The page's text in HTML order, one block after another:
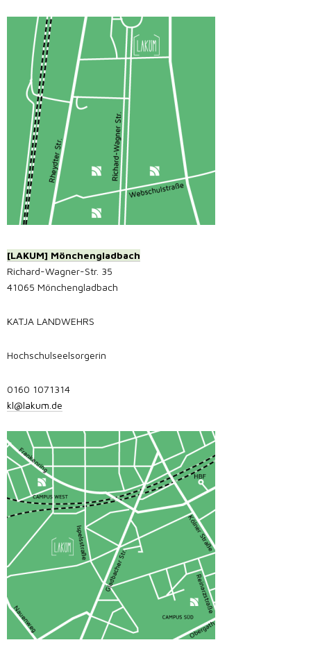
[LAKUM] Mönchengladbach
Richard-Wagner-Str. 35
41065 Mönchengladbach
KATJA LANDWEHRS
Hochschulseelsorgerin
0160 1071314
kl@lakum.de